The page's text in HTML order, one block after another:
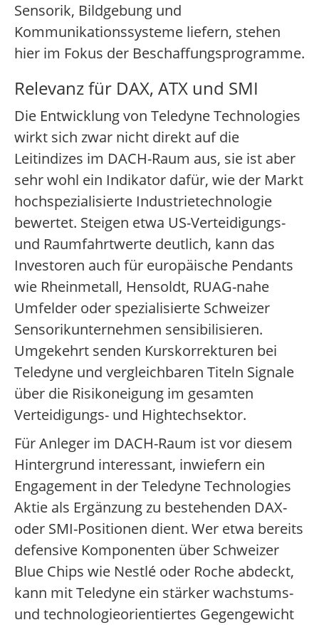
Sensorik, Bildgebung und
Kommunikationssysteme liefern, stehen
hier im Fokus der Beschaffungsprogramme.
Relevanz für DAX, ATX und SMI
Die Entwicklung von Teledyne Technologies
wirkt sich zwar nicht direkt auf die
Leitindizes im DACH-Raum aus, sie ist aber
sehr wohl ein Indikator dafür, wie der Markt
hochspezialisierte Industrietechnologie
bewertet. Steigen etwa US-Verteidigungs-
und Raumfahrtwerte deutlich, kann das
Investoren auch für europäische Pendants
wie Rheinmetall, Hensoldt, RUAG-nahe
Umfelder oder spezialisierte Schweizer
Sensorikunternehmen sensibilisieren.
Umgekehrt senden Kurskorrekturen bei
Teledyne und vergleichbaren Titeln Signale
über die Risikoneigung im gesamten
Verteidigungs- und Hightechsektor.
Für Anleger im DACH-Raum ist vor diesem
Hintergrund interessant, inwiefern ein
Engagement in der Teledyne Technologies
Aktie als Ergänzung zu bestehenden DAX-
oder SMI-Positionen dient. Wer etwa bereits
defensive Komponenten über Schweizer
Blue Chips wie Nestlé oder Roche abdeckt,
kann mit Teledyne ein stärker wachstums-
und technologieorientiertes Gegengewicht